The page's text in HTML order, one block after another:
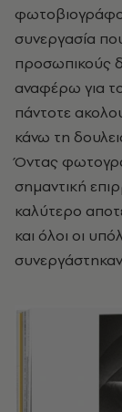
συνεργασία
προσωπικούς
αναφέρω για
πάντοτε
κάνω τη
Όντας
σημαντική
καλύτερο
και όλοι οι